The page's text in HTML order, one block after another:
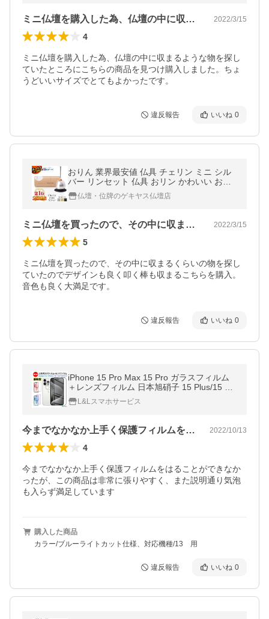
ミニ仏壇を購入した為、仏壇の中に収まる… 2022/3/15
4
ミニ仏壇を購入した為、仏壇の中に収まるような物を探し
ていたところにこちらの商品を見つけ購入しました。ちょ
うどいいサイズでとてもよかったです。
違反報告 いいね 0
おりん 業界最安値 仏具 チェリン ミニ シル
バー リンセット 仏具 おリン かわいい おし
ゃれ コンパクト 仏具用品 仏壇 仏具 神具 激
安仏壇店
仏壇・位牌のゲキヤス仏壇店
ミニ仏壇を買ったので、その中に収まるく… 2022/3/15
5
ミニ仏壇を買ったので、その中に収まるくらいの物を探し
ていたのでデザインも良く叩く棒も収まるこちらを購入。
音色も良く大満足です。
違反報告 いいね 0
iPhone 15 Pro Max 15 Pro ガラスフィルム
＋レンズフィルム 日本旭硝子 15 Plus/15 14
Proフィルム 飛散防止 自動吸着 アイフォン
保護フィルム
L&Lスマホサービス
今までなかなか上手く保護フィルムをはる… 2022/10/13
4
今までなかなか上手く保護フィルムをはることができなか
ったが、この商品は非常に張りやすく、また説明通り気泡
も入らず満足しています
購入した商品
カラー/ブルーライトカット仕様、対応機種/13 用
違反報告 いいね 0